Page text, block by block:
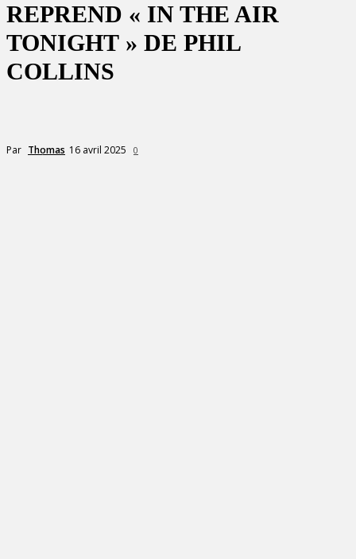
REPREND « IN THE AIR
TONIGHT » DE PHIL
COLLINS
Par Thomas 16 avril 2025 0